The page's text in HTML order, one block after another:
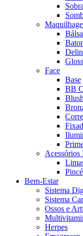
Gloss
Face
Base
BB
Blush
Acessórios
Bem-Estar
Sistema
Sistema
Ossos e
Herpes